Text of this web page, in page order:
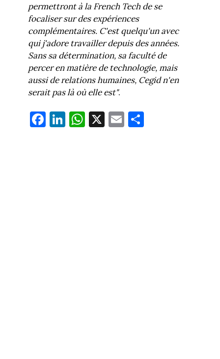
permettront à la French Tech de se
focaliser sur des expériences
complémentaires. C'est quelqu'un avec
qui j'adore travailler depuis des années.
Sans sa détermination, sa faculté de
percer en matière de technologie, mais
aussi de relations humaines, Cegid n'en
serait pas là où elle est".
Fa
ce
Li
nk
W
ha
X E
m
Pa
rt